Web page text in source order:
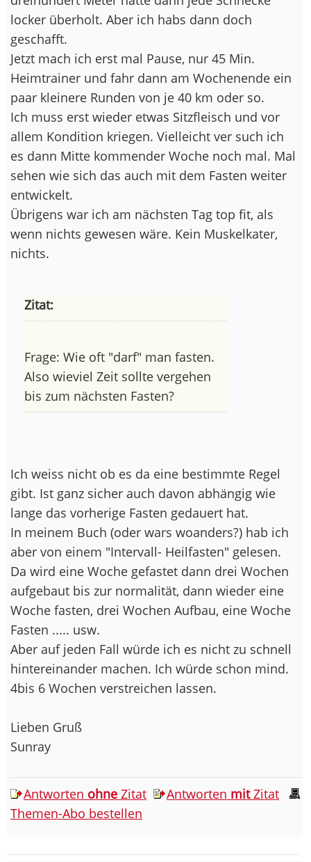
locker überholt. Aber ich habs dann doch
geschafft.
Jetzt mach ich erst mal Pause, nur 45 Min.
Heimtrainer und fahr dann am Wochenende ein
paar kleinere Runden von je 40 km oder so.
Ich muss erst wieder etwas Sitzfleisch und vor
allem Kondition kriegen. Vielleicht ver such ich
es dann Mitte kommender Woche noch mal. Mal
sehen wie sich das auch mit dem Fasten weiter
entwickelt.
Übrigens war ich am nächsten Tag top fit, als
wenn nichts gewesen wäre. Kein Muskelkater,
nichts.
Zitat:
Frage: Wie oft "darf" man fasten.
Also wieviel Zeit sollte vergehen
bis zum nächsten Fasten?
Ich weiss nicht ob es da eine bestimmte Regel
gibt. Ist ganz sicher auch davon abhängig wie
lange das vorherige Fasten gedauert hat.
In meinem Buch (oder wars woanders?) hab ich
aber von einem "Intervall- Heilfasten" gelesen.
Da wird eine Woche gefastet dann drei Wochen
aufgebaut bis zur normalität, dann wieder eine
Woche fasten, drei Wochen Aufbau, eine Woche
Fasten ..... usw.
Aber auf jeden Fall würde ich es nicht zu schnell
hintereinander machen. Ich würde schon mind.
4bis 6 Wochen verstreichen lassen.
Lieben Gruß
Sunray
Antworten ohne Zitat Antworten mitZitat
Themen-Abo bestellen